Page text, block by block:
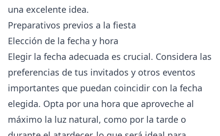
una excelente idea.
Preparativos previos a la fiesta
Elección de la fecha y hora
Elegir la fecha adecuada es crucial. Considera las
preferencias de tus invitados y otros eventos
importantes que puedan coincidir con la fecha
elegida. Opta por una hora que aproveche al
máximo la luz natural, como por la tarde o